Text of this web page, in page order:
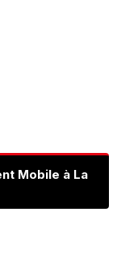
Mobile à La